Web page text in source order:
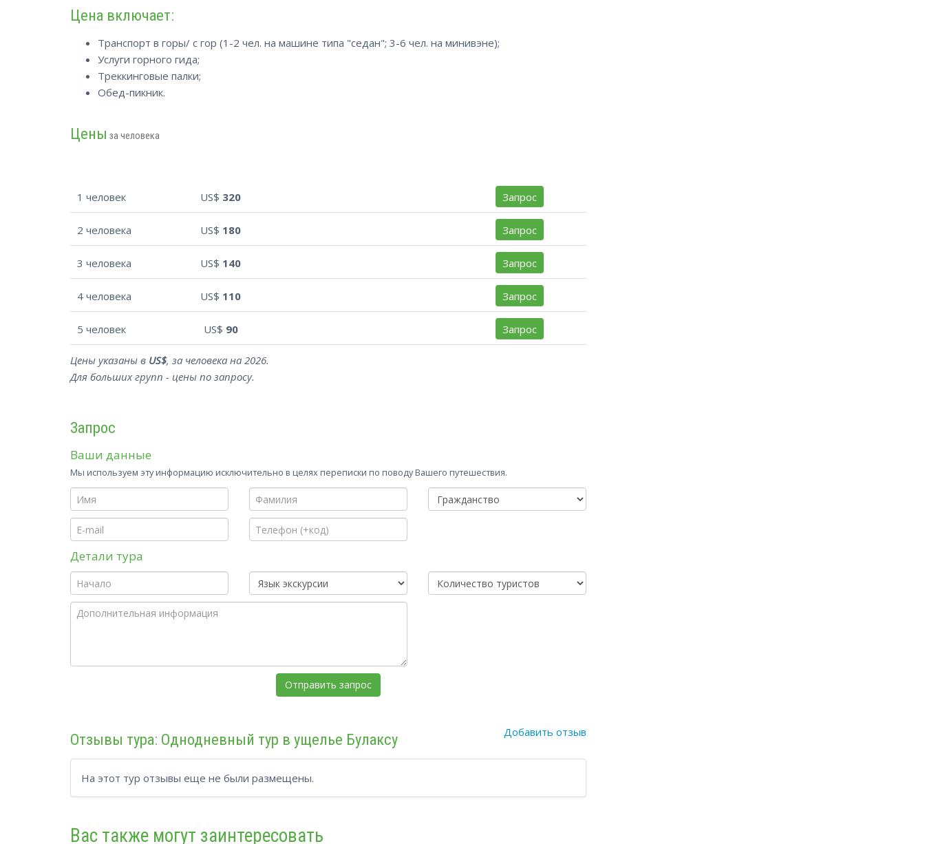
Цена включает:
Транспорт в горы/ с гор (1-2 чел. на машине типа "седан"; 3-6 чел. на минивэне);
Услуги горного гида;
Треккинговые палки;
Обед-пикник.
Цены за человека
1 человек US$ 320 Запрос
2 человека US$ 180 Запрос
3 человека US$ 140 Запрос
4 человека US$ 110 Запрос
5 человек US$ 90 Запрос
Цены указаны в US$, за человека на 2026.
Для больших групп - цены по запросу.
Запрос
Ваши данные
Мы используем эту информацию исключительно в целях переписки по поводу Вашего путешествия.
Детали тура
Добавить отзыв
Отзывы тура: Однодневный тур в ущелье Булаксу
На этот тур отзывы еще не были размещены.
Вас также могут заинтересовать